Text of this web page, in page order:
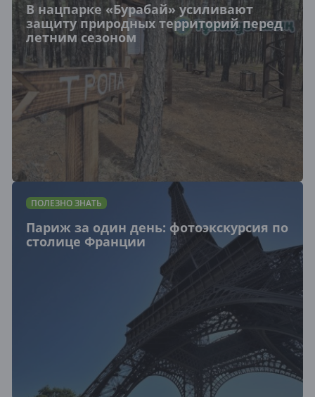
В нацпарке «Бурабай» усиливают
защиту природных территорий перед
летним сезоном
ПОЛЕЗНО ЗНАТЬ
Париж за один день: фотоэкскурсия по
столице Франции